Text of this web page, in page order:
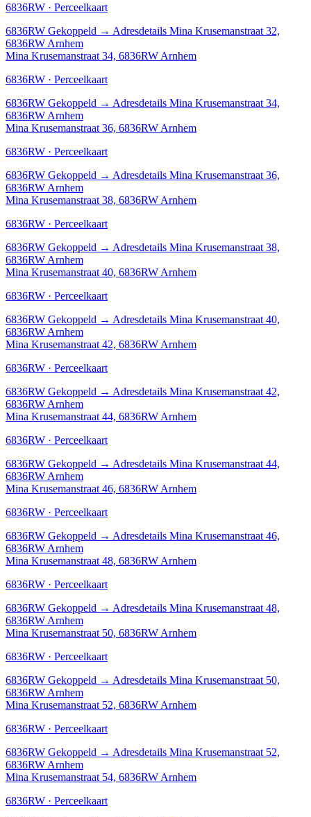
6836RW · Perceelkaart
6836RW Gekoppeld → Adresdetails Mina Krusemanstraat 32,
6836RW Arnhem
Mina Krusemanstraat 34, 6836RW Arnhem
6836RW · Perceelkaart
6836RW Gekoppeld → Adresdetails Mina Krusemanstraat 34,
6836RW Arnhem
Mina Krusemanstraat 36, 6836RW Arnhem
6836RW · Perceelkaart
6836RW Gekoppeld → Adresdetails Mina Krusemanstraat 36,
6836RW Arnhem
Mina Krusemanstraat 38, 6836RW Arnhem
6836RW · Perceelkaart
6836RW Gekoppeld → Adresdetails Mina Krusemanstraat 38,
6836RW Arnhem
Mina Krusemanstraat 40, 6836RW Arnhem
6836RW · Perceelkaart
6836RW Gekoppeld → Adresdetails Mina Krusemanstraat 40,
6836RW Arnhem
Mina Krusemanstraat 42, 6836RW Arnhem
6836RW · Perceelkaart
6836RW Gekoppeld → Adresdetails Mina Krusemanstraat 42,
6836RW Arnhem
Mina Krusemanstraat 44, 6836RW Arnhem
6836RW · Perceelkaart
6836RW Gekoppeld → Adresdetails Mina Krusemanstraat 44,
6836RW Arnhem
Mina Krusemanstraat 46, 6836RW Arnhem
6836RW · Perceelkaart
6836RW Gekoppeld → Adresdetails Mina Krusemanstraat 46,
6836RW Arnhem
Mina Krusemanstraat 48, 6836RW Arnhem
6836RW · Perceelkaart
6836RW Gekoppeld → Adresdetails Mina Krusemanstraat 48,
6836RW Arnhem
Mina Krusemanstraat 50, 6836RW Arnhem
6836RW · Perceelkaart
6836RW Gekoppeld → Adresdetails Mina Krusemanstraat 50,
6836RW Arnhem
Mina Krusemanstraat 52, 6836RW Arnhem
6836RW · Perceelkaart
6836RW Gekoppeld → Adresdetails Mina Krusemanstraat 52,
6836RW Arnhem
Mina Krusemanstraat 54, 6836RW Arnhem
6836RW · Perceelkaart